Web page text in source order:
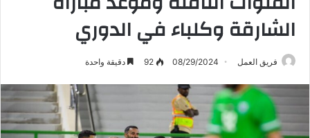
الشارقة وكلباء في الدوري
فريق العمل 08/29/2024
92 دقيقة واحدة